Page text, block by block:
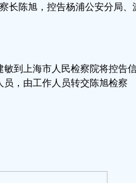
长陈旭，控告杨浦公安分局、
敏到上海市人民检察院将控告
，由工作人员转交陈旭检察